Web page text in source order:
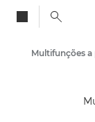
Soluções e
Multifunções